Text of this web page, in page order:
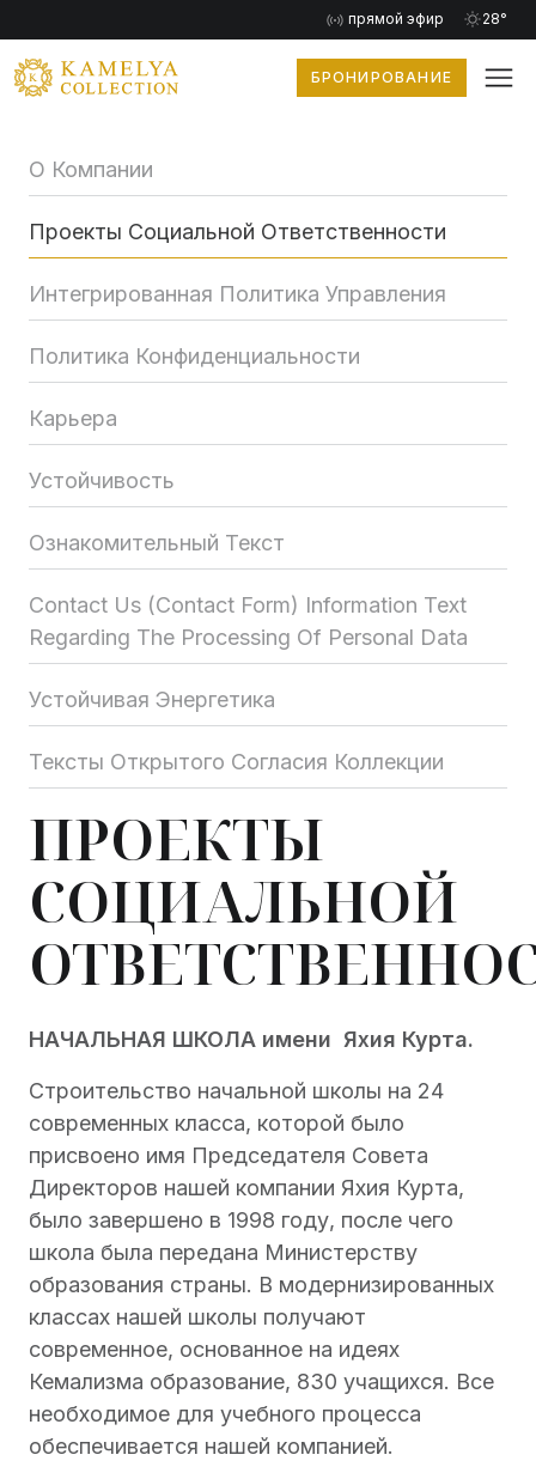
прямой эфир 28°
БРОНИРОВАНИЕ
О Компании
Проекты Социальной Ответственности
Интегрированная Политика Управления
Политика Конфиденциальности
Карьера
Устойчивость
Ознакомительный Текст
Contact Us (Contact Form) Information Text
Regarding The Processing Of Personal Data
Устойчивая Энергетика
Тексты Открытого Согласия Коллекции
ПРОЕКТЫ
СОЦИАЛЬНОЙ
НАЧАЛЬНАЯ ШКОЛА имени Яхия Курта.
Строительство начальной школы на 24
современных класса, которой было
присвоено имя Председателя Совета
Директоров нашей компании Яхия Курта,
было завершено в 1998 году, после чего
школа была передана Министерству
образования страны. В модернизированных
классах нашей школы получают
современное, основанное на идеях
Кемализма образование, 830 учащихся. Все
необходимое для учебного процесса
обеспечивается нашей компанией.